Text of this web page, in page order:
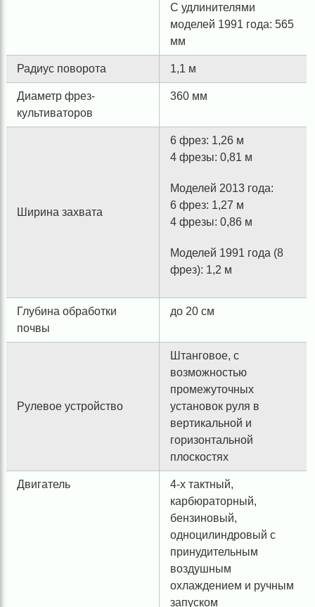
С удлинителями
моделей 1991 года: 565
мм
Радиус поворота 1,1 м
Диаметр фрез-
культиваторов
360 мм
Ширина захвата
6 фрез: 1,26 м
4 фрезы: 0,81 м
Моделей 2013 года:
6 фрез: 1,27 м
4 фрезы: 0,86 м
Моделей 1991 года (8
фрез): 1,2 м
Глубина обработки
почвы
до 20 см
Рулевое устройство
Штанговое, с
возможностью
промежуточных
установок руля в
вертикальной и
горизонтальной
плоскостях
Двигатель
4-х тактный,
карбюраторный,
бензиновый,
одноцилиндровый с
принудительным
воздушным
охлаждением и ручным
запуском